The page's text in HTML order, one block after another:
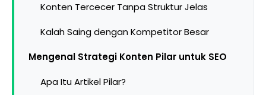
Konten Tercecer Tanpa Struktur Jelas
Kalah Saing dengan Kompetitor Besar
Mengenal Strategi Konten Pilar untuk SEO
Apa Itu Artikel Pilar?